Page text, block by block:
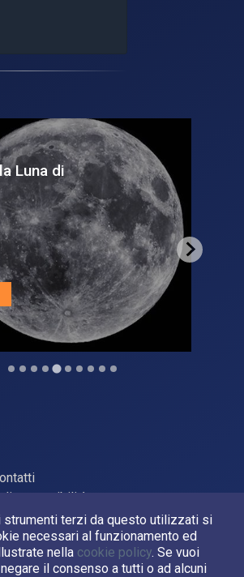
strumenti terzi da questo utilizzati si
necessari al funzionamento ed
nella cookie policy. Se vuoi
il consenso a tutti o ad alcuni
Luna di
accessibilità
Italiana, 2026. P.Iva 03638121008